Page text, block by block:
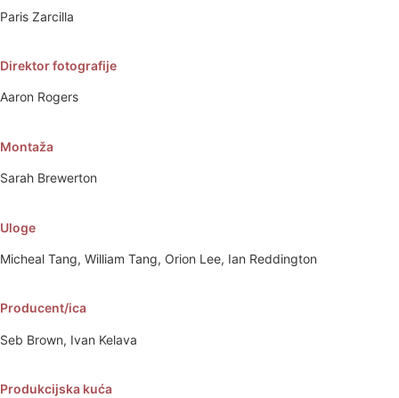
Paris Zarcilla
Direktor fotografije
Aaron Rogers
Montaža
Sarah Brewerton
Uloge
Micheal Tang, William Tang, Orion Lee, Ian Reddington
Producent/ica
Seb Brown, Ivan Kelava
Produkcijska kuća